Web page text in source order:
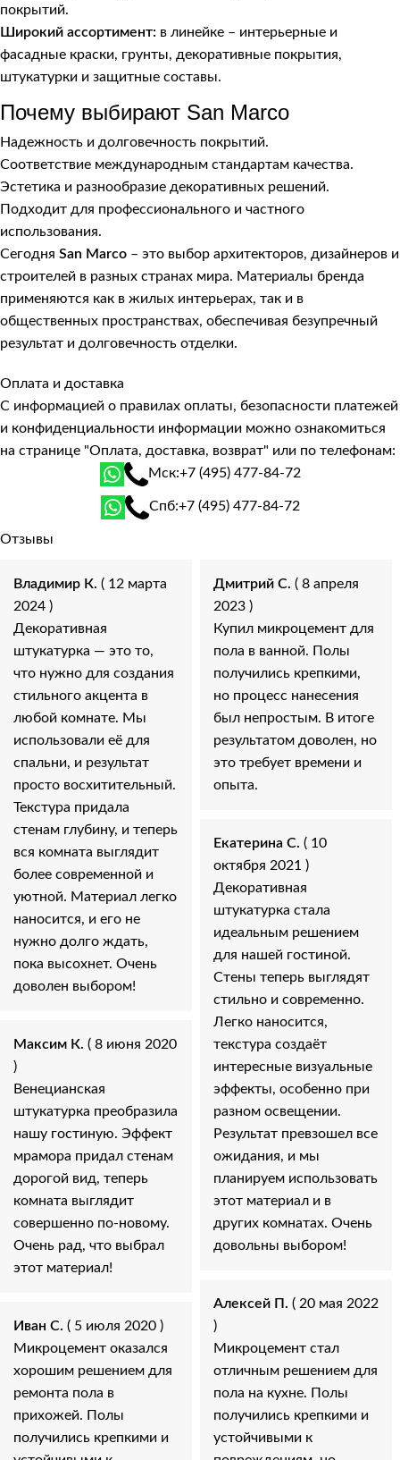
покрытий.
Широкий ассортимент: в линейке – интерьерные и
фасадные краски, грунты, декоративные покрытия,
штукатурки и защитные составы.
Почему выбирают San Marco
Надежность и долговечность покрытий.
Соответствие международным стандартам качества.
Эстетика и разнообразие декоративных решений.
Подходит для профессионального и частного
использования.
Сегодня San Marco – это выбор архитекторов, дизайнеров и
строителей в разных странах мира. Материалы бренда
применяются как в жилых интерьерах, так и в
общественных пространствах, обеспечивая безупречный
результат и долговечность отделки.
Оплата и доставка
С информацией о правилах оплаты, безопасности платежей
и конфиденциальности информации можно ознакомиться
на странице "Оплата, доставка, возврат" или по телефонам:
Мск:+7 (495) 477-84-72
Спб:+7 (495) 477-84-72
Отзывы
Владимир К. ( 12 марта
2024 )
Декоративная
штукатурка — это то,
что нужно для создания
стильного акцента в
любой комнате. Мы
использовали её для
спальни, и результат
просто восхитительный.
Текстура придала
стенам глубину, и теперь
вся комната выглядит
более современной и
уютной. Материал легко
наносится, и его не
нужно долго ждать,
пока высохнет. Очень
доволен выбором!
Максим К. ( 8 июня 2020
)
Венецианская
штукатурка преобразила
нашу гостиную. Эффект
мрамора придал стенам
дорогой вид, теперь
комната выглядит
совершенно по-новому.
Очень рад, что выбрал
этот материал!
Иван С. ( 5 июля 2020 )
Микроцемент оказался
хорошим решением для
ремонта пола в
прихожей. Полы
получились крепкими и
Дмитрий С. ( 8 апреля
2023 )
Купил микроцемент для
пола в ванной. Полы
получились крепкими,
но процесс нанесения
был непростым. В итоге
результатом доволен, но
это требует времени и
опыта.
Екатерина С. ( 10
октября 2021 )
Декоративная
штукатурка стала
идеальным решением
для нашей гостиной.
Стены теперь выглядят
стильно и современно.
Легко наносится,
текстура создаёт
интересные визуальные
эффекты, особенно при
разном освещении.
Результат превзошел все
ожидания, и мы
планируем использовать
этот материал и в
других комнатах. Очень
довольны выбором!
Алексей П. ( 20 мая 2022
)
Микроцемент стал
отличным решением для
пола на кухне. Полы
получились крепкими и
устойчивыми к